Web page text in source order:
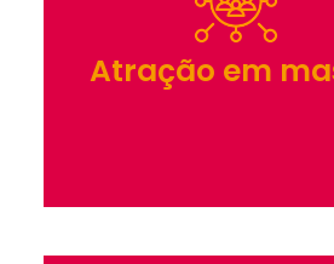
Atração em